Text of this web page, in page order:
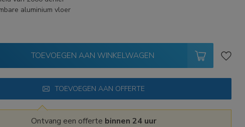
aluminium vloer
TOEVOEGEN AAN WINKELWAGEN
TOEVOEGEN AAN OFFERTE
Ontvang een offerte binnen 24 uur